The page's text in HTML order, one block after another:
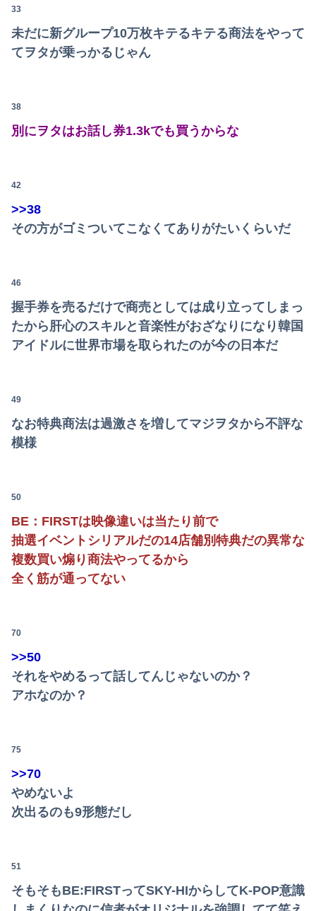
Powered by livedoor 相互RSS
33
未だに新グループ10万枚キテるキテる商法をやって
てヲタが乗っかるじゃん
38
別にヲタはお話し券1.3kでも買うからな
42
>>38
その方がゴミついてこなくてありがたいくらいだ
46
握手券を売るだけで商売としては成り立ってしまっ
たから肝心のスキルと音楽性がおざなりになり韓国
アイドルに世界市場を取られたのが今の日本だ
49
なお特典商法は過激さを増してマジヲタから不評な
模様
50
BE：FIRSTは映像違いは当たり前で
抽選イベントシリアルだの14店舗別特典だの異常な
複数買い煽り商法やってるから
全く筋が通ってない
70
>>50
それをやめるって話してんじゃないのか？
アホなのか？
75
>>70
やめないよ
次出るのも9形態だし
51
そもそもBE:FIRSTってSKY-HIからしてK-POP意識